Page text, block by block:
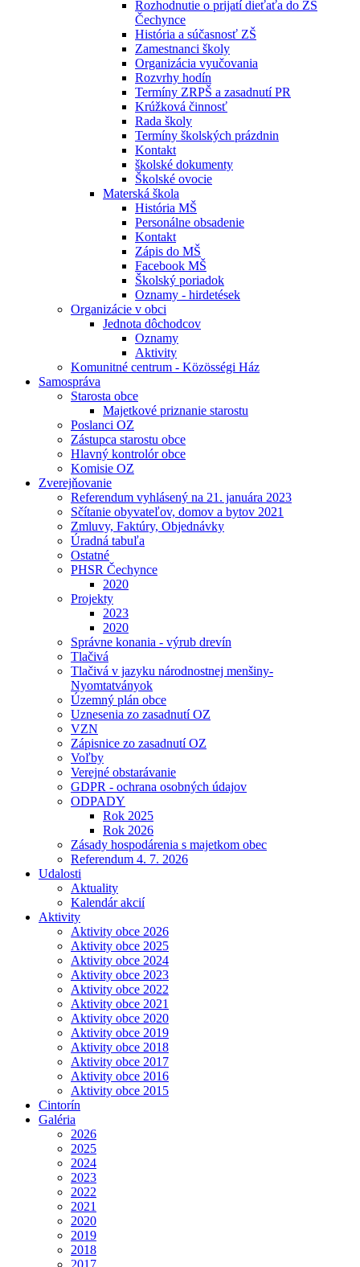
Rozhodnutie o prijatí dieťaťa do ZŠ
Čechynce
História a súčasnosť ZŠ
Zamestnanci školy
Organizácia vyučovania
Rozvrhy hodín
Termíny ZRPŠ a zasadnutí PR
Krúžková činnosť
Rada školy
Termíny školských prázdnin
Kontakt
školské dokumenty
Školské ovocie
Materská škola
História MŠ
Personálne obsadenie
Kontakt
Zápis do MŠ
Facebook MŠ
Školský poriadok
Oznamy - hirdetések
Organizácie v obci
Jednota dôchodcov
Oznamy
Aktivity
Komunitné centrum - Közösségi Ház
Samospráva
Starosta obce
Majetkové priznanie starostu
Poslanci OZ
Zástupca starostu obce
Hlavný kontrolór obce
Komisie OZ
Zverejňovanie
Referendum vyhlásený na 21. januára 2023
Sčítanie obyvateľov, domov a bytov 2021
Zmluvy, Faktúry, Objednávky
Úradná tabuľa
Ostatné
PHSR Čechynce
2020
Projekty
2023
2020
Správne konania - výrub drevín
Tlačivá
Tlačivá v jazyku národnostnej menšiny-
Nyomtatványok
Územný plán obce
Uznesenia zo zasadnutí OZ
VZN
Zápisnice zo zasadnutí OZ
Voľby
Verejné obstarávanie
GDPR - ochrana osobných údajov
ODPADY
Rok 2025
Rok 2026
Zásady hospodárenia s majetkom obec
Referendum 4. 7. 2026
Udalosti
Aktuality
Kalendár akcií
Aktivity
Aktivity obce 2026
Aktivity obce 2025
Aktivity obce 2024
Aktivity obce 2023
Aktivity obce 2022
Aktivity obce 2021
Aktivity obce 2020
Aktivity obce 2019
Aktivity obce 2018
Aktivity obce 2017
Aktivity obce 2016
Aktivity obce 2015
Cintorín
Galéria
2026
2025
2024
2023
2022
2021
2020
2019
2018
2017